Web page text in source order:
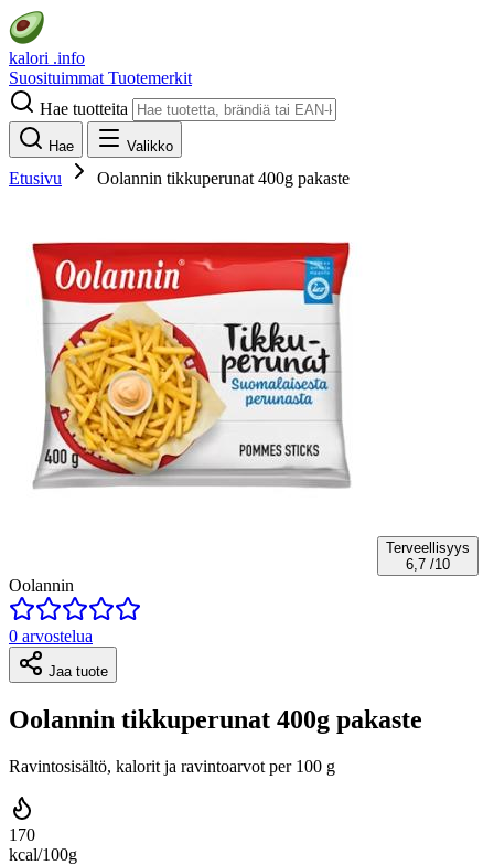
kalori .info
Suosituimmat Tuotemerkit
Hae tuotteita
Hae Valikko
Etusivu Oolannin tikkuperunat 400g pakaste
Terveellisyys
6,7 /10
Oolannin
0 arvostelua
Jaa tuote
Oolannin tikkuperunat 400g pakaste
Ravintosisältö, kalorit ja ravintoarvot per 100 g
170
kcal/100g